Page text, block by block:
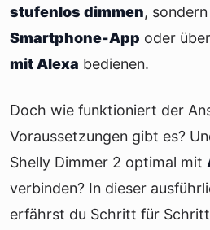
stufenlos dimmen,
Smartphone-App oder über
mit Alexa bedienen.
Doch wie funktioniert der
Voraussetzungen gibt es?
Shelly Dimmer 2 optimal mit
verbinden? In dieser
erfährst du Schritt für